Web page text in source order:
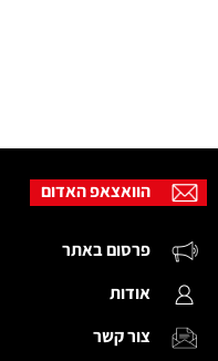
הוואצאפ האדום
פרסום באתר
אודות
צור קשר